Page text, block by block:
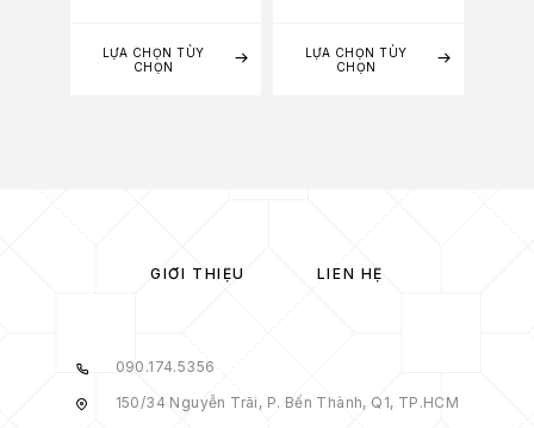
LỰA CHỌN TÙY
CHỌN
LỰA CHỌN TÙY
CHỌN
GIỚI THIỆU LIÊN HỆ
090.174.5356
150/34 Nguyễn Trãi, P. Bến Thành, Q1, TP.HCM